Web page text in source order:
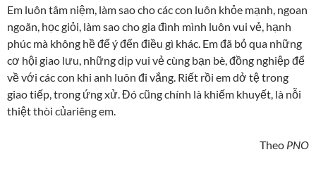
Em luôn tâm niệm, làm sao cho các con luôn khỏe mạnh, ngoan
ngoãn, học giỏi, làm sao cho gia đình mình luôn vui vẻ, hạnh
phúc mà không hề để ý đến điều gì khác. Em đã bỏ qua những
cơ hội giao lưu, những dịp vui vẻ cùng bạn bè, đồng nghiệp để
về với các con khi anh luôn đi vắng. Riết rồi em dở tệ trong
giao tiếp, trong ứng xử. Đó cũng chính là khiếm khuyết, là nỗi
thiệt thòi củariêng em.
Theo PNO